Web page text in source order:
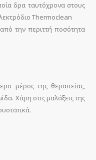
δρα ταυτόχρονα στους
Thermoclean
την περιττή ποσότητα
μέρος της θεραπείας,
Χάρη στις μαλάξεις της